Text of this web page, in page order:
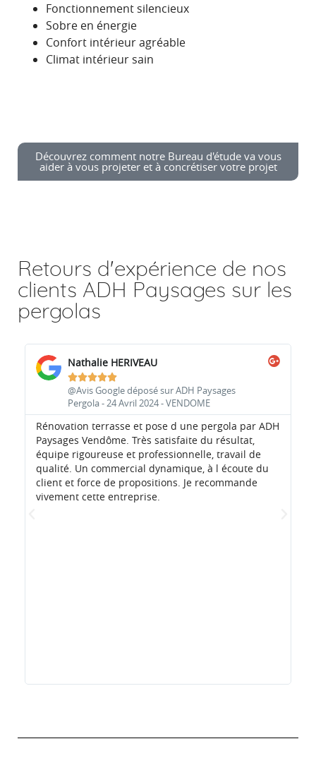
Fonctionnement silencieux
Sobre en énergie
Confort intérieur agréable
Climat intérieur sain
Découvrez comment notre Bureau d'étude va vous
aider à vous projeter et à concrétiser votre projet
Retours d'expérience de nos
clients ADH Paysages sur les
pergolas
Nathalie HERIVEAU

@Avis Google déposé sur ADH Paysages
Pergola - 24 Avril 2024 - VENDOME
Rénovation terrasse et pose d une pergola par ADH
Paysages Vendôme. Très satisfaite du résultat,
équipe rigoureuse et professionnelle, travail de
qualité. Un commercial dynamique, à l écoute du
client et force de propositions. Je recommande
vivement cette entreprise.